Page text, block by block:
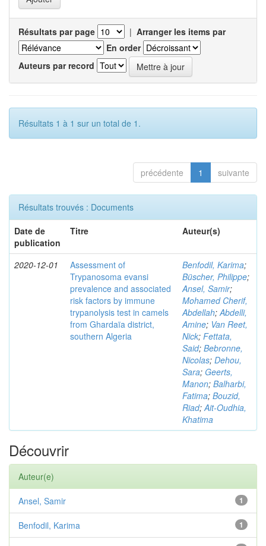
Résultats par page | Arranger les items par
En order
Auteurs par record
Résultats 1 à 1 sur un total de 1.
précédente 1 suivante
Résultats trouvés : Documents
Date de
publication
Titre Auteur(s)
2020-12-01
Assessment of
Trypanosoma evansi
prevalence and associated
risk factors by immune
trypanolysis test in camels
from Ghardaïa district,
southern Algeria
Benfodil, Karima;
Büscher, Philippe;
Ansel, Samir;
Mohamed Cherif,
Abdellah;Abdelli,
Amine; Van Reet,
Nick; Fettata,
Said; Bebronne,
Nicolas; Dehou,
Sara; Geerts,
Manon; Balharbi,
Fatima; Bouzid,
Riad;Ait-Oudhia,
Khatima
Découvrir
Auteur(e)
1
Ansel, Samir
1
Benfodil, Karima